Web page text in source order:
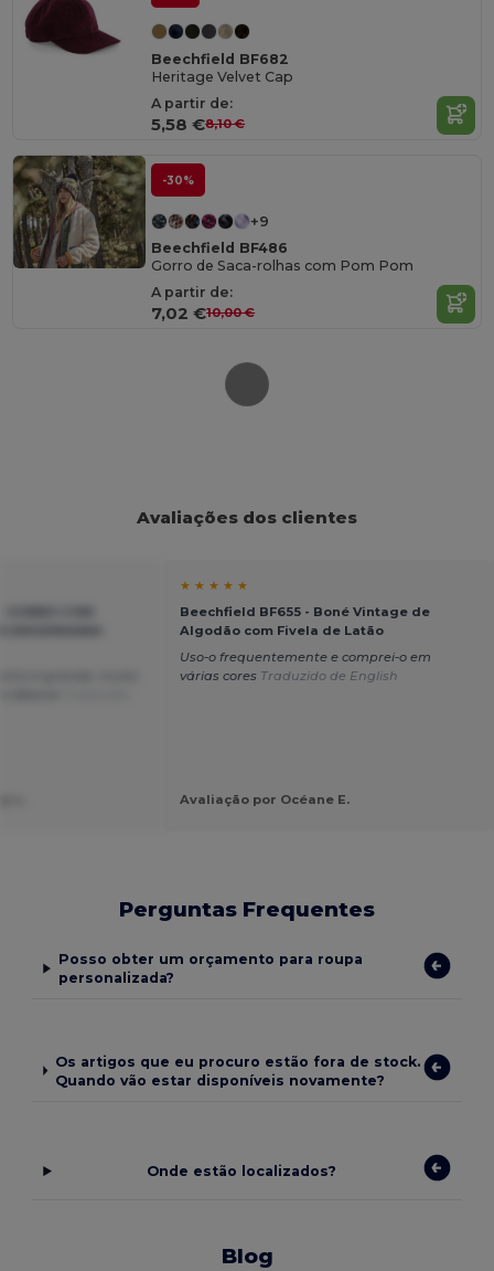
Beechfield BF682
Heritage Velvet Cap
A partir de:
5,58 €8,10 €
-30%
+9
Beechfield BF486
Gorro de Saca-rolhas com Pom Pom
A partir de:
7,02 €10,00 €
Avaliações dos clientes
★ ★ ★ ★ ★
Beechfield BF655 - Boné Vintage de
Algodão com Fivela de Latão
Uso-o frequentemente e comprei-o em
várias cores Traduzido de English
Avaliação por Océane E.
Perguntas Frequentes
Posso obter um orçamento para roupa
personalizada?
Os artigos que eu procuro estão fora de stock.
Quando vão estar disponíveis novamente?
Onde estão localizados?
Blog